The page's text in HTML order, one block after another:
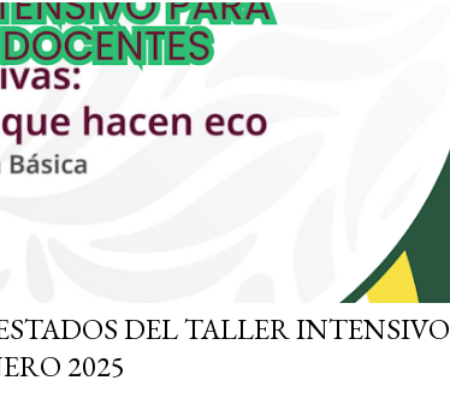
DEL TALLER INTENSIVO
2025